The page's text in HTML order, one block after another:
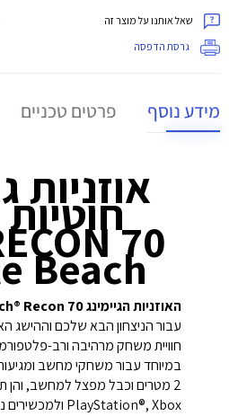
שאל אותנו על מוצר זה
גרסת הדפסה
מידע נוסף פרטים טכניים
אוזניות
Beach
האוזניות הגיימינג Turtle Beach® Recon 70
עבור הניצחון הבא שלכם וההישג
חוויית משחק מרהיבה ורב-
במיוחד עבור משחקי מחשב
2 מטרים וכבל מפצל למחשב, והן
PlayStation®, Xbox ולמכשירים ניידים